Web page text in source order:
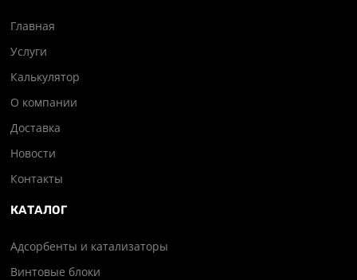
Главная
Услуги
Калькулятор
О компании
Доставка
Новости
Контакты
КАТАЛОГ
Адсорбенты и катализаторы
Винтовые блоки